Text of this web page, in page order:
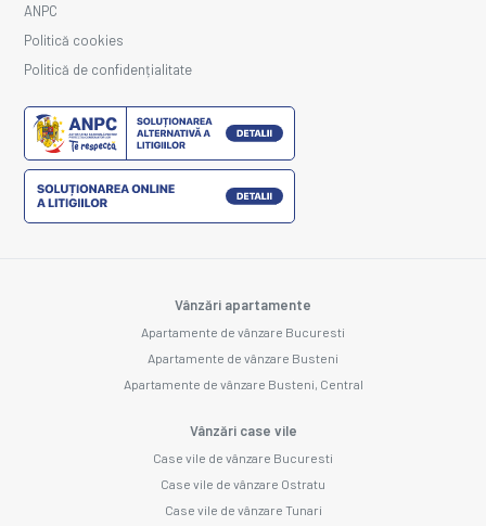
ANPC
Politică cookies
Politică de confidențialitate
Vânzări apartamente
Apartamente de vânzare Bucuresti
Apartamente de vânzare Busteni
Apartamente de vânzare Busteni, Central
Vânzări case vile
Case vile de vânzare Bucuresti
Case vile de vânzare Ostratu
Case vile de vânzare Tunari